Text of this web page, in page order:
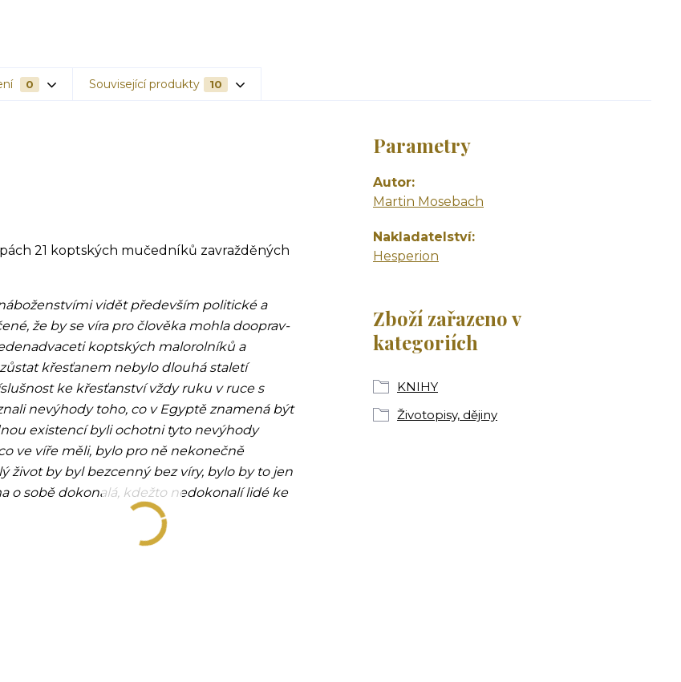
0 Související produkty 10
21 koptských mučedníků zavražděných
vidět pře­de­vším politické a
že by se víra pro člověka mohla dooprav­
koptských malorolníků a
křesťanem nebylo dlouhá staletí
ke křesťanství vždy ruku v ruce s
nevýhody toho, co v Egyptě znamená být
existencí byli ochotni tyto nevýhody
ve víře měli, bylo pro ně nekonečně
život by byl bezcenný bez víry, bylo by to jen
o sobě dokonalá, kdežto nedokonalí lidé ke
Parametry
Autor
Martin Mosebach
Nakladatelství
Hesperion
Zboží zařazeno v
kategoriích
KNIHY
Životopisy, dějiny